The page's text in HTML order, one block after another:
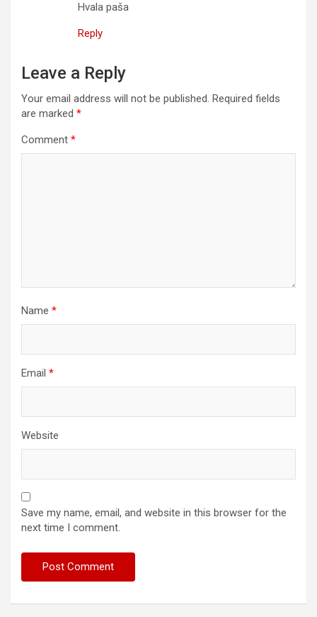
Hvala paša
Reply
Leave a Reply
Your email address will not be published. Required fields
are marked *
Comment *
Name *
Email *
Website
Save my name, email, and website in this browser for the
next time I comment.